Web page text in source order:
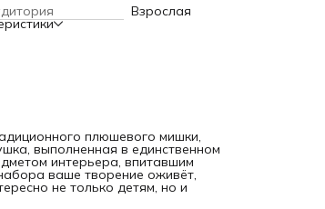
Взрослая
плюшевого мишки,
выполненная в единственном
интерьера, впитавшим
ваше творение оживёт,
не только детям, но и